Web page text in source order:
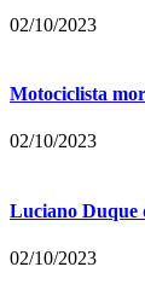
02/10/2023
Motociclista
02/10/2023
Luciano Duque
02/10/2023